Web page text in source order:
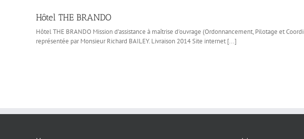
Hôtel THE BRANDO
Hôtel THE BRANDO Mission d’assistance à maîtrise d'ouvrage (Ordonnancement, Pilotage et
représentée par Monsieur Richard BAILEY. Livraison 2014 Site internet [...]